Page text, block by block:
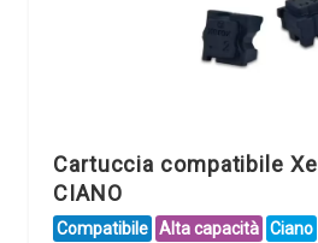
Cartuccia compatibile
CIANO
Compatibile Alta capacità Ciano